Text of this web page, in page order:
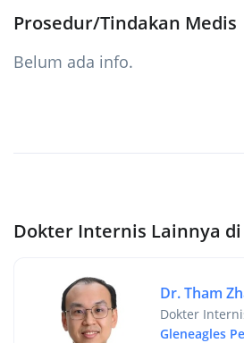
Prosedur/Tindakan Medis
Belum ada info.
Dokter Internis Lainnya di
Dr. Tham
Dokter
Gleneagles